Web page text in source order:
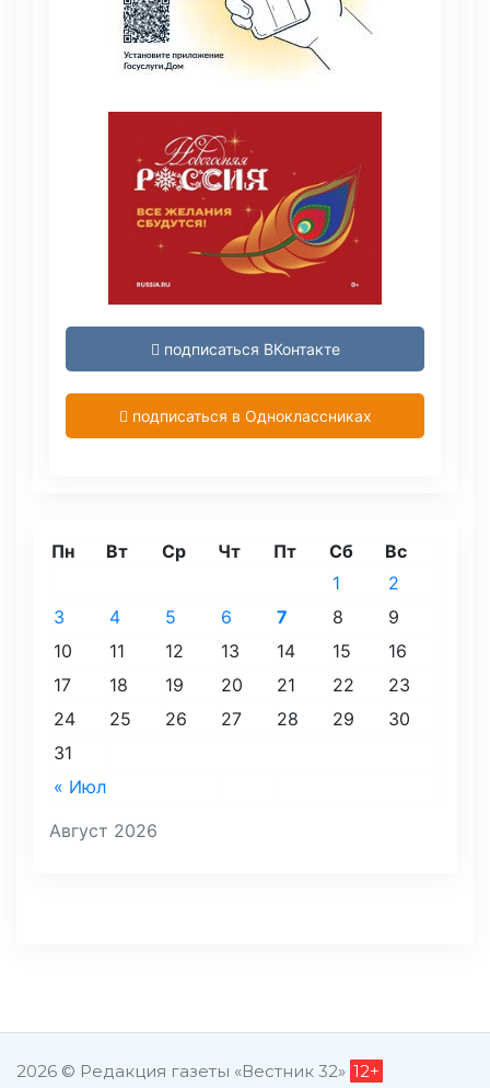
подписаться ВКонтакте
подписаться в Одноклассниках
Август 2026
Пн Вт Ср Чт Пт Сб Вс
« Июл
1
2
3
4 5 6 7 8
9
10
11 12 13 14 15
16
17
18 19 20 21 22
23
24
25 26 27 28 29
30
31
2026 © Редакция газеты «Вестник 32» 12+